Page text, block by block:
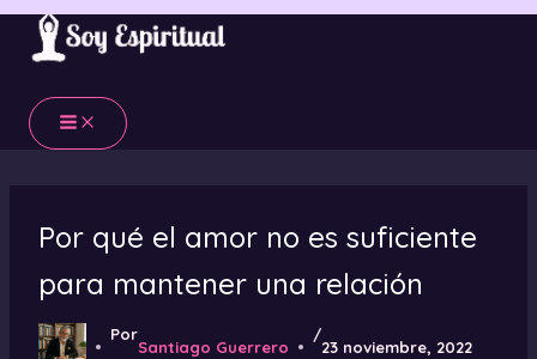
Ir
contenido
Por qué el amor no es suficiente
para mantener una relación
Por
Santiago Guerrero
/
23 noviembre, 2022